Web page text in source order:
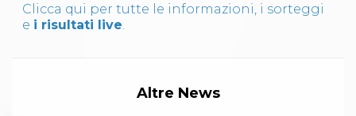
Clicca qui per tutte le informazioni, i sorteggi
e i risultati live.
Altre News